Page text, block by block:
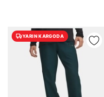
YARIN KARGODA